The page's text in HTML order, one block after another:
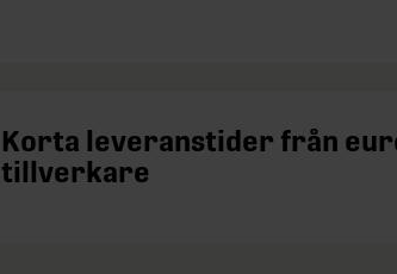
Korta leveranstider från
tillverkare